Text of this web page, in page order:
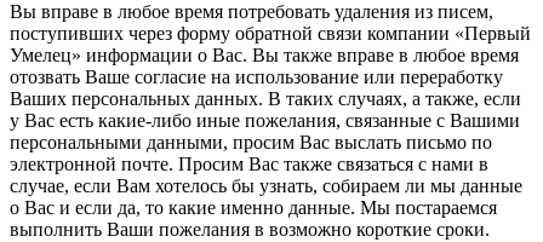
Вы вправе в любое время потребовать удаления из писем,
поступивших через форму обратной связи компании «Первый
Умелец» информации о Вас. Вы также вправе в любое время
отозвать Ваше согласие на использование или переработку
Ваших персональных данных. В таких случаях, а также, если
у Вас есть какие-либо иные пожелания, связанные с Вашими
персональными данными, просим Вас выслать письмо по
электронной почте. Просим Вас также связаться с нами в
случае, если Вам хотелось бы узнать, собираем ли мы данные
о Вас и если да, то какие именно данные. Мы постараемся
выполнить Ваши пожелания в возможно короткие сроки.